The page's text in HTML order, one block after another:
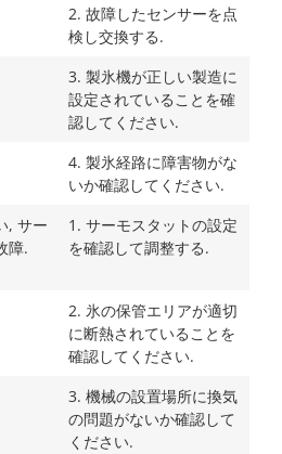
2. 故障したセンサーを点
検し交換する.
3. 製氷機が正しい製造に
設定されていることを確
認してください.
4. 製氷経路に障害物がな
いか確認してください.
, サー
障.
1. サーモスタットの設定
を確認して調整する.
2. 氷の保管エリアが適切
に断熱されていることを
確認してください.
3. 機械の設置場所に換気
の問題がないか確認して
ください.